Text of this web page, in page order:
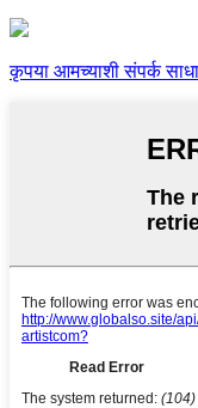
कृपया आमच्याशी संपर्क